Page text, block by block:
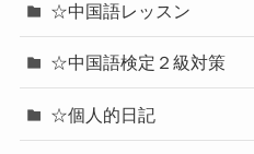
☆中国語レッスン
☆中国語検定２級対策
☆個人的日記